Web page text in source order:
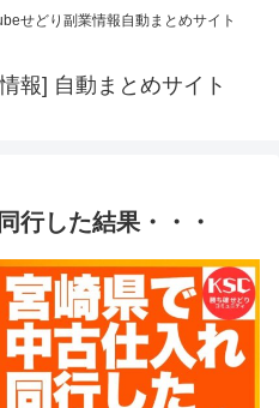
せどり副業情報自動まとめサイト
報] 自動まとめサイト
行した結果・・・